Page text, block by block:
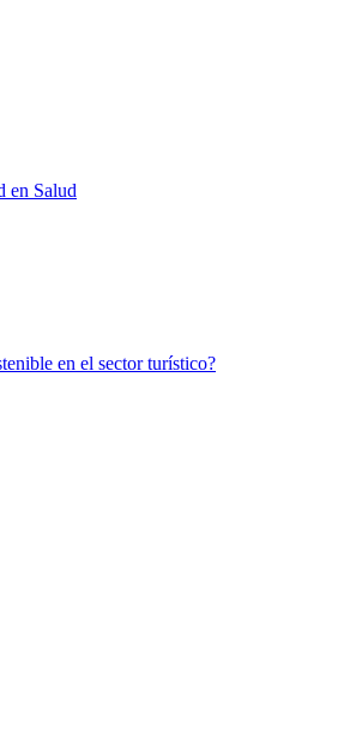
en Salud
en el sector turístico?